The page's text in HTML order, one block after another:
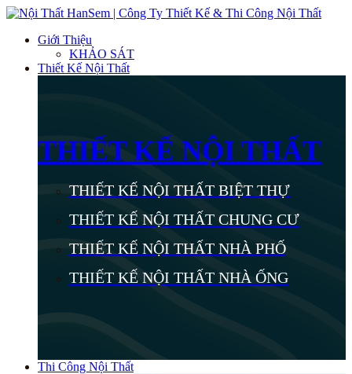
Giới Thiệu
KHẢO SÁT
Thiết Kế Nội Thất
THIẾT KẾ NỘI THẤT
THIẾT KẾ NỘI THẤT BIỆT THỰ
THIẾT KẾ NỘI THẤT CHUNG CƯ
THIẾT KẾ NỘI THẤT NHÀ PHỐ
THIẾT KẾ NỘI THẤT NHÀ ỐNG
Thi Công Nội Thất